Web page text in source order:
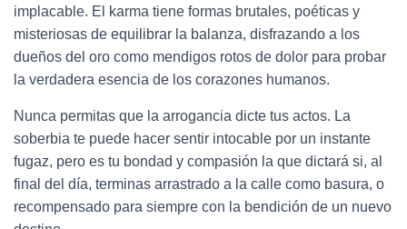
implacable. El karma tiene formas brutales, poéticas y
misteriosas de equilibrar la balanza, disfrazando a los
dueños del oro como mendigos rotos de dolor para probar
la verdadera esencia de los corazones humanos.
Nunca permitas que la arrogancia dicte tus actos. La
soberbia te puede hacer sentir intocable por un instante
fugaz, pero es tu bondad y compasión la que dictará si, al
final del día, terminas arrastrado a la calle como basura, o
recompensado para siempre con la bendición de un nuevo